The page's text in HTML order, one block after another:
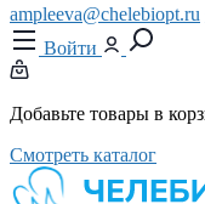
ampleeva@chelebiopt.ru
Войти
Добавьте товары в
Смотреть каталог